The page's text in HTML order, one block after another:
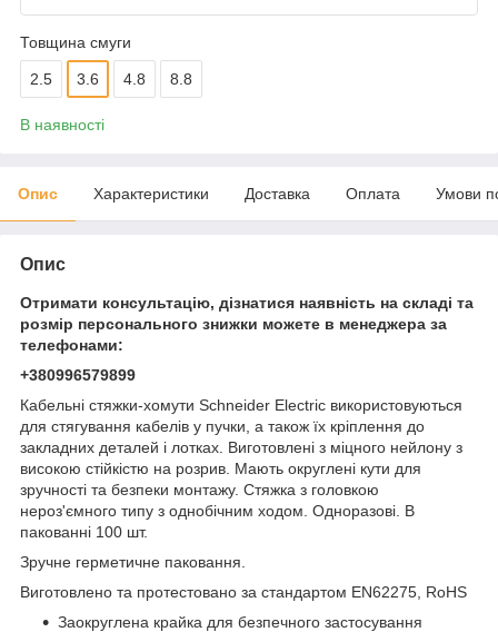
Товщина смуги
2.5 3.6 4.8 8.8
В наявності
Опис Характеристики Доставка Оплата Умови
Опис
Отримати консультацію, дізнатися наявність на складі та
розмір персонального знижки можете в менеджера за
телефонами:
+380996579899
Кабельні стяжки-хомути Schneider Electric використовуються
для стягування кабелів у пучки, а також їх кріплення до
закладних деталей і лотках. Виготовлені з міцного нейлону з
високою стійкістю на розрив. Мають округлені кути для
зручності та безпеки монтажу. Стяжка з головкою
нероз'ємного типу з однобічним ходом. Одноразові. В
пакованні 100 шт.
Зручне герметичне паковання.
Виготовлено та протестовано за стандартом EN62275, RoHS
Заокруглена крайка для безпечного застосування